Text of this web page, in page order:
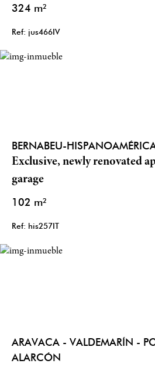
324 m²
Ref: jus466IV
BERNABEU-
Exclusive, newly renovated
garage
102 m²
Ref: his257IT
ARAVACA - VALDEMARÍN -
ALARCÓN